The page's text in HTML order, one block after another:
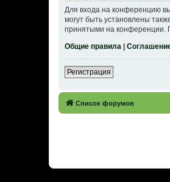
Для входа на конференцию
могут быть установлены
принятыми на конференции.
Общие правила |
Регистрация
Список форумов